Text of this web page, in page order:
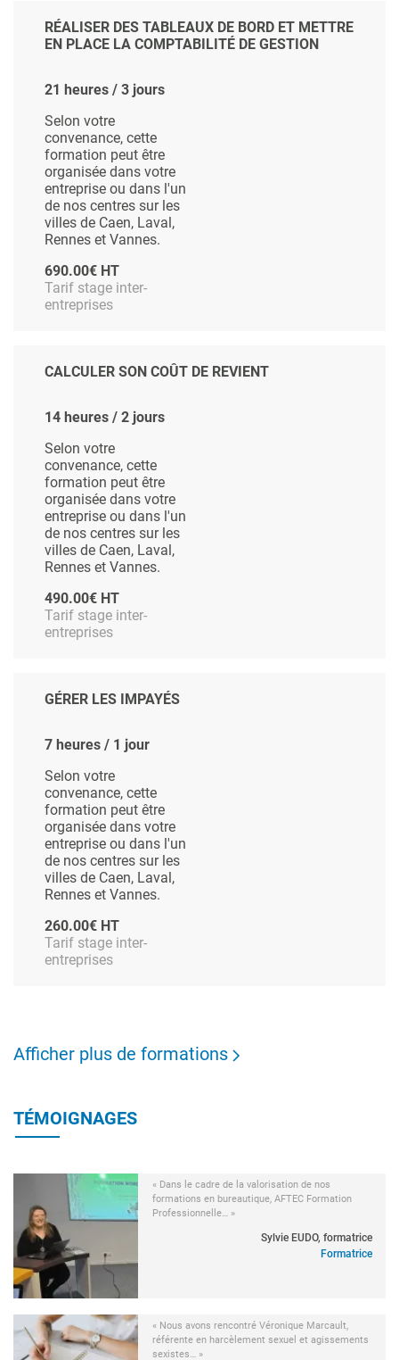
RÉALISER DES TABLEAUX DE BORD ET METTRE
EN PLACE LA COMPTABILITÉ DE GESTION
21 heures / 3 jours
Selon votre
convenance, cette
formation peut être
organisée dans votre
entreprise ou dans l'un
de nos centres sur les
villes de Caen, Laval,
Rennes et Vannes.
690.00€ HT
Tarif stage inter-
entreprises
CALCULER SON COÛT DE REVIENT
14 heures / 2 jours
Selon votre
convenance, cette
formation peut être
organisée dans votre
entreprise ou dans l'un
de nos centres sur les
villes de Caen, Laval,
Rennes et Vannes.
490.00€ HT
Tarif stage inter-
entreprises
GÉRER LES IMPAYÉS
7 heures / 1 jour
Selon votre
convenance, cette
formation peut être
organisée dans votre
entreprise ou dans l'un
de nos centres sur les
villes de Caen, Laval,
Rennes et Vannes.
260.00€ HT
Tarif stage inter-
entreprises
Afficher plus de formations
TÉMOIGNAGES
« Dans le cadre de la valorisation de nos
formations en bureautique, AFTEC Formation
Professionnelle… »
Sylvie EUDO, formatrice
Formatrice
« Nous avons rencontré Véronique Marcault,
référente en harcèlement sexuel et agissements
sexistes… »